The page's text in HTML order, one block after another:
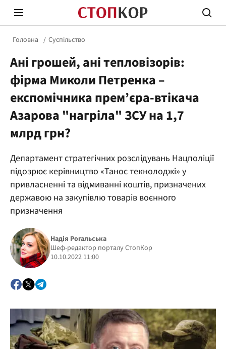
Стоп Політичній Корупції
Політика
Головна Суспільство
Ані грошей, ані тепловізорів:
фірма Миколи Петренка –
експомічника прем’єра-втікача
Азарова "нагріла" ЗСУ на 1,7
млрд грн?
Департамент стратегічних розслідувань Нацполіції
підозрює керівництво «Танос текнолоджі» у
привласненні та відмиванні коштів, призначених
державою на закупівлю товарів воєнного
призначення
Надія Рогальська
Шеф-редактор порталу СтопКор
10.10.2022 11:00